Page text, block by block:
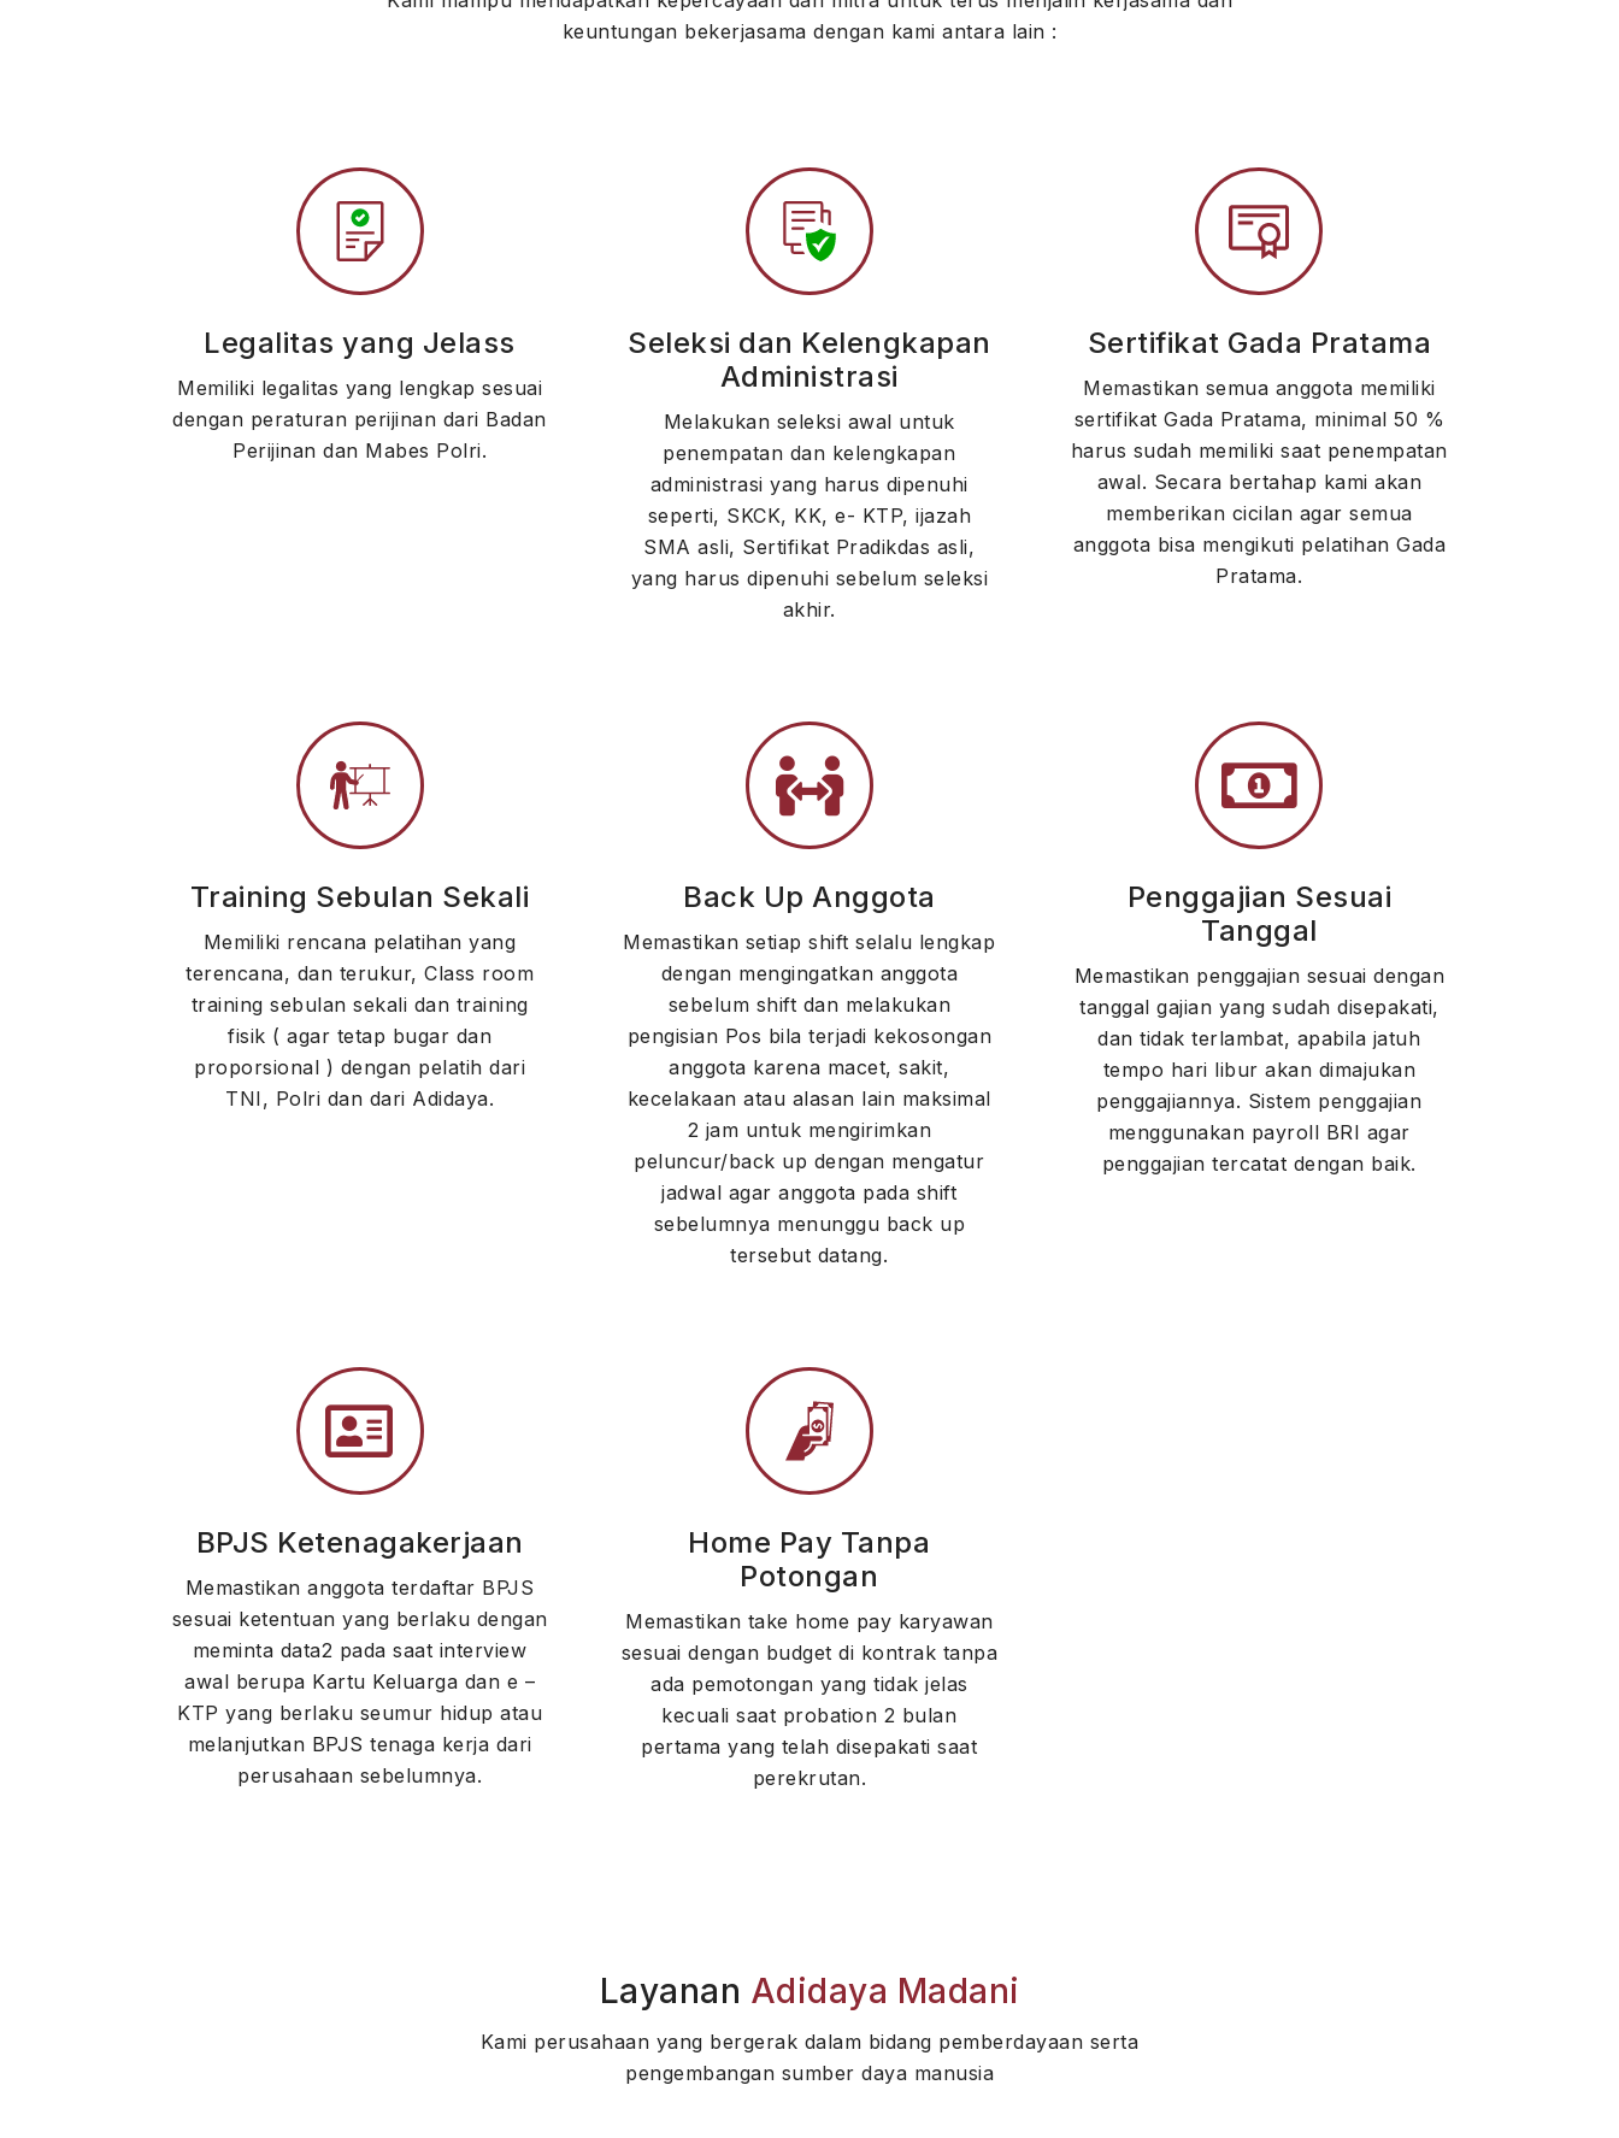
keuntungan bekerjasama dengan kami antara lain :
Legalitas yang Jelass
Memiliki legalitas yang lengkap sesuai
dengan peraturan perijinan dari Badan
Perijinan dan Mabes Polri.
Seleksi dan Kelengkapan
Administrasi
Melakukan seleksi awal untuk
penempatan dan kelengkapan
administrasi yang harus dipenuhi
seperti, SKCK, KK, e- KTP, ijazah
SMA asli, Sertifikat Pradikdas asli,
yang harus dipenuhi sebelum seleksi
akhir.
Sertifikat Gada Pratama
Memastikan semua anggota memiliki
sertifikat Gada Pratama, minimal 50 %
harus sudah memiliki saat penempatan
awal. Secara bertahap kami akan
memberikan cicilan agar semua
anggota bisa mengikuti pelatihan Gada
Pratama.
Training Sebulan Sekali
Memiliki rencana pelatihan yang
terencana, dan terukur, Class room
training sebulan sekali dan training
fisik ( agar tetap bugar dan
proporsional ) dengan pelatih dari
TNI, Polri dan dari Adidaya.
Back Up Anggota
Memastikan setiap shift selalu lengkap
dengan mengingatkan anggota
sebelum shift dan melakukan
pengisian Pos bila terjadi kekosongan
anggota karena macet, sakit,
kecelakaan atau alasan lain maksimal
2 jam untuk mengirimkan
peluncur/back up dengan mengatur
jadwal agar anggota pada shift
sebelumnya menunggu back up
tersebut datang.
Penggajian Sesuai
Tanggal
Memastikan penggajian sesuai dengan
tanggal gajian yang sudah disepakati,
dan tidak terlambat, apabila jatuh
tempo hari libur akan dimajukan
penggajiannya. Sistem penggajian
menggunakan payroll BRI agar
penggajian tercatat dengan baik.
BPJS Ketenagakerjaan
Memastikan anggota terdaftar BPJS
sesuai ketentuan yang berlaku dengan
meminta data2 pada saat interview
awal berupa Kartu Keluarga dan e –
KTP yang berlaku seumur hidup atau
melanjutkan BPJS tenaga kerja dari
perusahaan sebelumnya.
Home Pay Tanpa
Potongan
Memastikan take home pay karyawan
sesuai dengan budget di kontrak tanpa
ada pemotongan yang tidak jelas
kecuali saat probation 2 bulan
pertama yang telah disepakati saat
perekrutan.
Layanan Adidaya Madani
Kami perusahaan yang bergerak dalam bidang pemberdayaan serta
pengembangan sumber daya manusia